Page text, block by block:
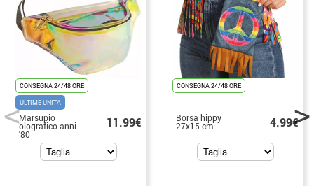
CONSEGNA 24/48 ORE
ULTIME UNITÀ
Marsupio
olografico anni
'80
11.99€
CONSEGNA 24/48 ORE
Borsa hippy
27x15 cm 4.99€